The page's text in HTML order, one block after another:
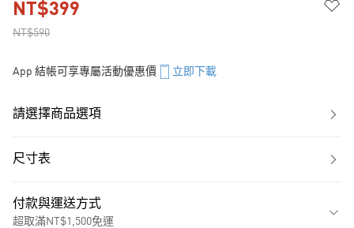
NT$590
NT$399
App 結帳可享專屬活動優惠價 立即下載
請選擇商品選項
尺寸表
付款與運送方式
超取滿NT$1,500免運